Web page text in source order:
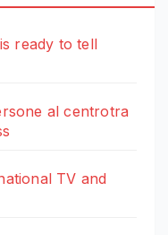
ready to tell
al centrotra
TV and